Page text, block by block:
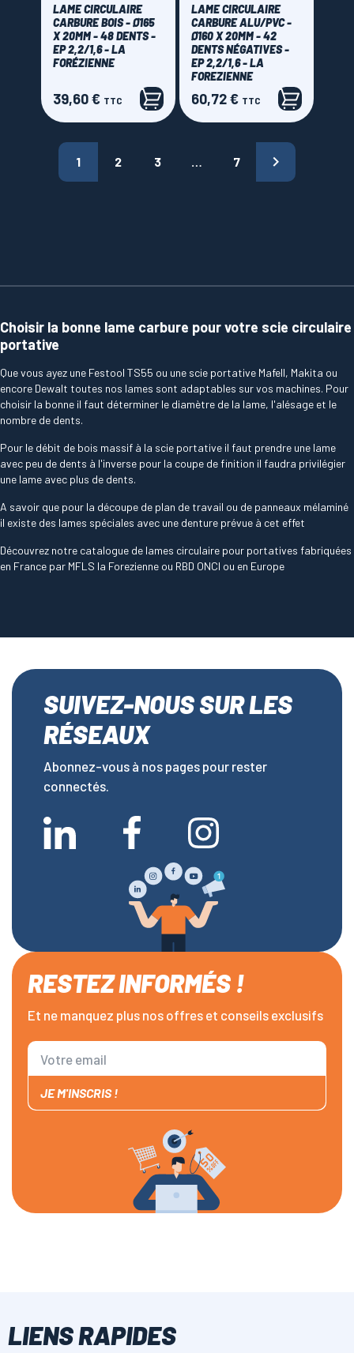
LAME CIRCULAIRE
CARBURE BOIS - Ø165
X 20MM - 48 DENTS -
EP 2,2/1,6 - LA
FORÉZIENNE
Prix
39,60 € TTC
LAME CIRCULAIRE
CARBURE ALU/PVC -
Ø160 X 20MM - 42
DENTS NÉGATIVES -
EP 2,2/1,6 - LA
FOREZIENNE
Prix
60,72 € TTC
1 2 3 … 7 
Choisir la bonne lame carbure pour votre scie circulaire
portative
Que vous ayez une Festool TS55 ou une scie portative Mafell, Makita ou
encore Dewalt toutes nos lames sont adaptables sur vos machines. Pour
choisir la bonne il faut déterminer le diamètre de la lame, l'alésage et le
nombre de dents.
Pour le débit de bois massif à la scie portative il faut prendre une lame
avec peu de dents à l'inverse pour la coupe de finition il faudra privilégier
une lame avec plus de dents.
A savoir que pour la découpe de plan de travail ou de panneaux mélaminé
il existe des lames spéciales avec une denture prévue à cet effet
Découvrez notre catalogue de lames circulaire pour portatives fabriquées
en France par MFLS la Forezienne ou RBD ONCI ou en Europe
SUIVEZ-NOUS SUR LES
RÉSEAUX
Abonnez-vous à nos pages pour rester
connectés.
RESTEZ INFORMÉS !
Et ne manquez plus nos offres et conseils exclusifs
JE M'INSCRIS !
LIENS RAPIDES